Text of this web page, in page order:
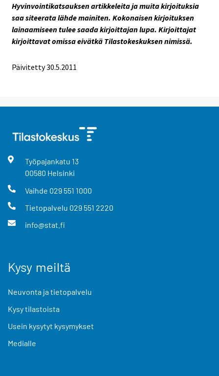
Hyvinvointikatsauksen artikkeleita ja muita kirjoituksia
saa siteerata lähde mainiten. Kokonaisen kirjoituksen
lainaamiseen tulee saada kirjoittajan lupa. Kirjoittajat
kirjoittavat omissa eivätkä Tilastokeskuksen nimissä.
Päivitetty 30.5.2011
Työpajankatu 13
00580 Helsinki
Vaihde 029 551 1000
Tietopalvelu 029 551 2220
info@stat.fi
Kysy meiltä
Neuvonta ja tietopalvelu
Kysy tilastoista
Usein kysytyt kysymykset
Medialle